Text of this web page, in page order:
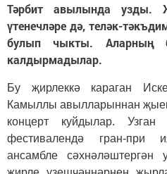
Тәрбит авылында узды.
үтенечләре дә, теләк-
булып чыкты. Аларның
калдырмадылар.
Бу җирлеккә караган
Камыллы авылларыннан
концерт куйдылар.
фестивалендә гран-при
ансамбле